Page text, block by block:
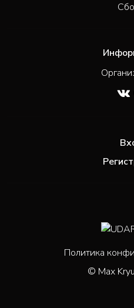
Политика
© Max